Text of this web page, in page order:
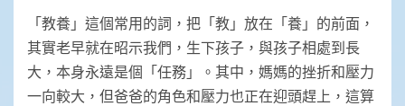
「教養」這個常用的詞，把「教」放在「養」的前面，
其實老早就在昭示我們，生下孩子，與孩子相處到長
大，本身永遠是個「任務」。其中，媽媽的挫折和壓力
一向較大，但爸爸的角色和壓力也正在迎頭趕上，這算